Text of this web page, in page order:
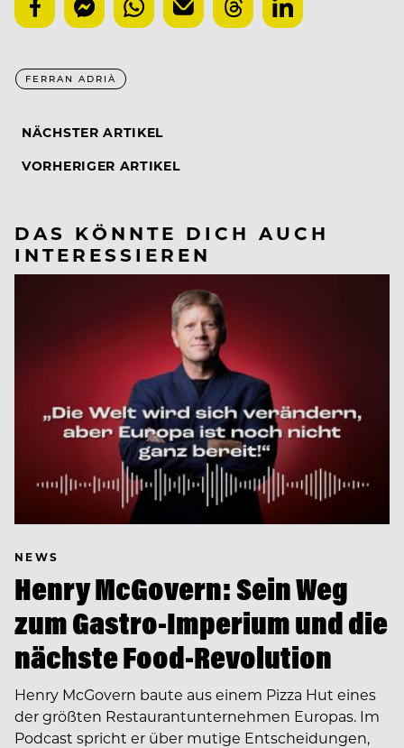
FERRAN ADRIÀ
NÄCHSTER ARTIKEL
VORHERIGER ARTIKEL
DAS KÖNNTE DICH AUCH
INTERESSIEREN
NEWS
Henry McGovern: Sein Weg
zum Gastro-Imperium und die
nächste Food-Revolution
Henry McGovern baute aus einem Pizza Hut eines
der größten Restaurantunternehmen Europas. Im
Podcast spricht er über mutige Entscheidungen,